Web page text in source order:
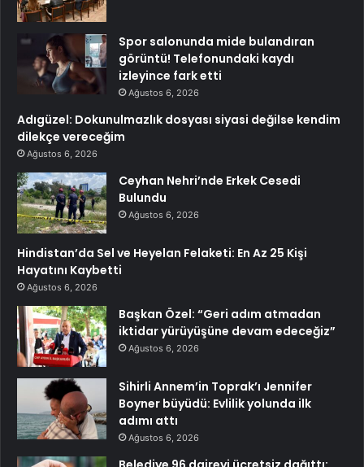
Spor salonunda mide bulandıran
görüntü! Telefonundaki kaydı
izleyince fark etti
Ağustos 6, 2026
Adıgüzel: Dokunulmazlık dosyası siyasi değilse kendim
dilekçe vereceğim
Ağustos 6, 2026
Ceyhan Nehri’nde Erkek Cesedi
Bulundu
Ağustos 6, 2026
Hindistan’da Sel ve Heyelan Felaketi: En Az 25 Kişi
Hayatını Kaybetti
Ağustos 6, 2026
Başkan Özel: “Geri adım atmadan
iktidar yürüyüşüne devam edeceğiz”
Ağustos 6, 2026
Sihirli Annem’in Toprak’ı Jennifer
Boyner büyüdü: Evlilik yolunda ilk
adımı attı
Ağustos 6, 2026